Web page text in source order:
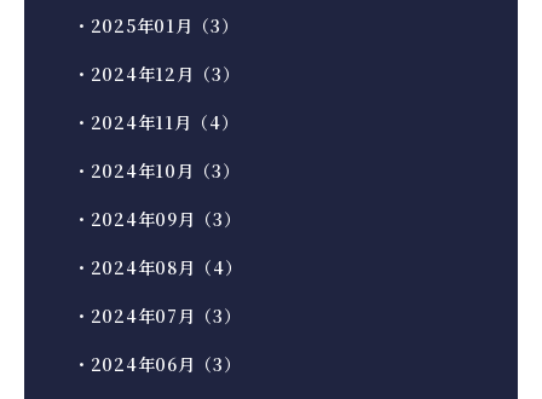
・2025年01月（3）
・2024年12月（3）
・2024年11月（4）
・2024年10月（3）
・2024年09月（3）
・2024年08月（4）
・2024年07月（3）
・2024年06月（3）